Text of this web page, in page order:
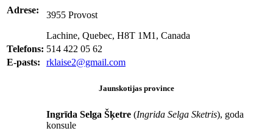
Adrese:
3955 Provost
Lachine, Quebec, H8T 1M1, Canada
Telefons: 514 422 05 62
E-pasts:
rklaise2@gmail.com
Jaunskotijas province
Ingrīda Selga Šķetre (Ingrida Selga Sketris), goda
konsule